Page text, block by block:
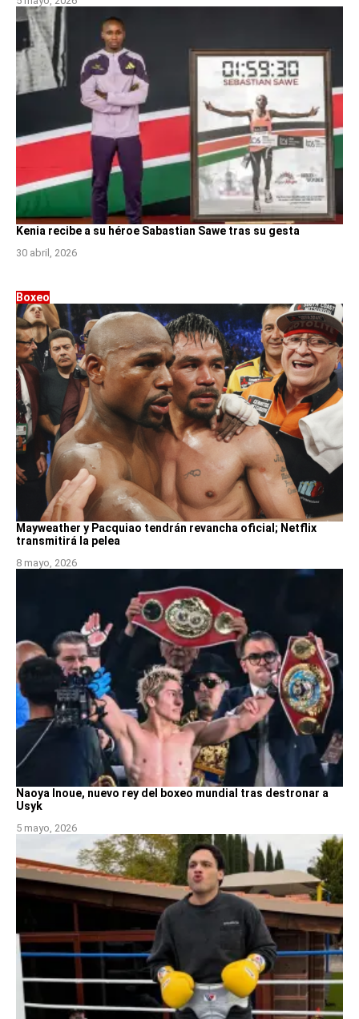
Kenia recibe a su héroe Sabastian Sawe tras su gesta
30 abril, 2026
Boxeo
Mayweather y Pacquiao tendrán revancha oficial; Netflix
transmitirá la pelea
8 mayo, 2026
Naoya Inoue, nuevo rey del boxeo mundial tras destronar a
Usyk
5 mayo, 2026